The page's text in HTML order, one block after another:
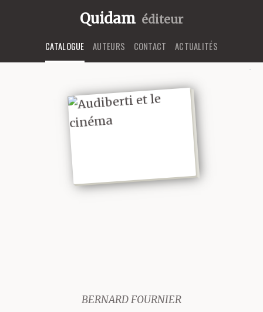
Quidam éditeur
CATALOGUE AUTEURS CONTACT ACTUALITÉS
BERNARD FOURNIER